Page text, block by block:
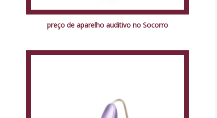
preço de aparelho auditivo no Socorro